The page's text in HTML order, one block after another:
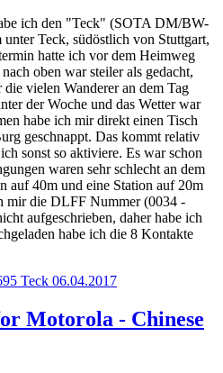
ich den "Teck" (SOTA DM/BW-
Teck, südöstlich von Stuttgart,
hatte ich vor dem Heimweg
oben war steiler als gedacht,
vielen Wanderer an dem Tag
der Woche und das Wetter war
habe ich mir direkt einen Tisch
geschnappt. Das kommt relativ
sonst so aktiviere. Es war schon
waren sehr schlecht an dem
auf 40m und eine Station auf 20m
mir die DLFF Nummer (0034 -
aufgeschrieben, daher habe ich
habe ich die 8 Kontakte
Teck 06.04.2017
Motorola - Chinese